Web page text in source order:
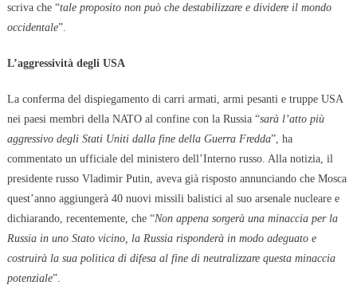
scriva che “tale proposito non può che destabilizzare e dividere il mondo
occidentale”.
L’aggressività degli USA
La conferma del dispiegamento di carri armati, armi pesanti e truppe USA
nei paesi membri della NATO al confine con la Russia “sarà l’atto più
aggressivo degli Stati Uniti dalla fine della Guerra Fredda”, ha
commentato un ufficiale del ministero dell’Interno russo. Alla notizia, il
presidente russo Vladimir Putin, aveva già risposto annunciando che Mosca
quest’anno aggiungerà 40 nuovi missili balistici al suo arsenale nucleare e
dichiarando, recentemente, che “Non appena sorgerà una minaccia per la
Russia in uno Stato vicino, la Russia risponderà in modo adeguato e
costruirà la sua politica di difesa al fine di neutralizzare questa minaccia
potenziale”.